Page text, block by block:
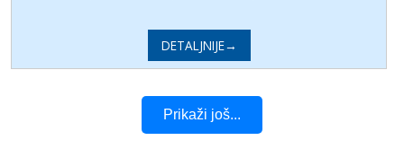
DETALJNIJE→
Prikaži još...